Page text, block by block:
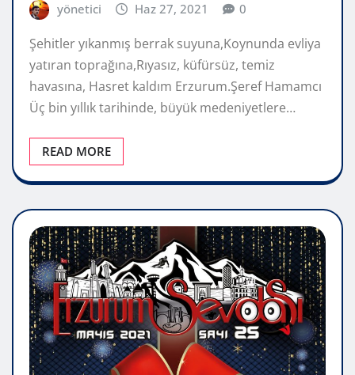
yönetici Haz 27, 2021 0
Şehitler yıkanmış berrak suyuna,Koynunda evliya
yatıran toprağına,Rıyasız, küfürsüz, temiz
havasına, Hasret kaldım Erzurum.Şeref Hamamcı
Üç bin yıllık tarihinde, büyük medeniyetlere…
READ MORE